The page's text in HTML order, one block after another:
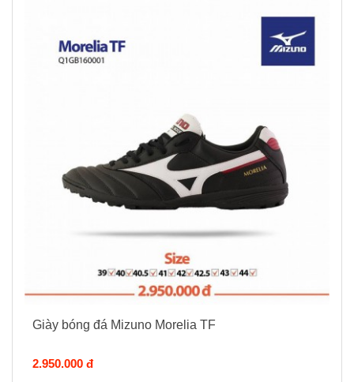
Giày bóng đá Mizuno Morelia TF
2.950.000 đ